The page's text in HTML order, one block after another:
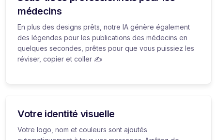
médecins
En plus des designs prêts, notre IA génère également
des légendes pour les publications des médecins en
quelques secondes, prêtes pour que vous puissiez les
réviser, copier et coller ✍️
Votre identité visuelle
Votre logo, nom et couleurs sont ajoutés